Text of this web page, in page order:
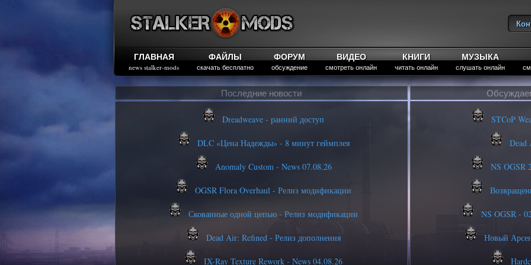
ГЛАВНАЯ
news stalker-mods
ФАЙЛЫ
скачать бесплатно
ФОРУМ
обсуждение
ВИДЕО
смотреть онлайн
КНИГИ
читать онлайн
МУЗЫКА
слушать онлайн
Последние новости
Dreadweave - ранний доступ
DLC «Цена Надежды» - 8 минут геймплея
Anomaly Custom - News 07.08.26
OGSR Flora Overhaul - Релиз модификации
Скованные одной цепью - Релиз модификации
Dead Air: Refined - Релиз дополнения
IX-Ray Texture Rework - News 04.08.26
STCoP
Dead
NS OGSR
NS OGSR -
Новый